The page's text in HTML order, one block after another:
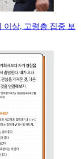
이상, 고령층 집중 보